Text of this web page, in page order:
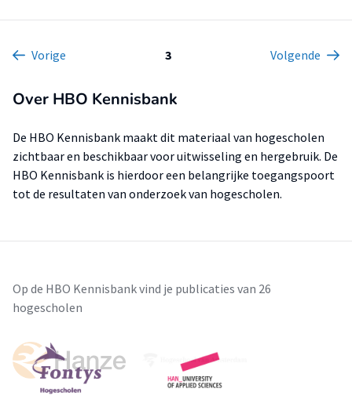
Vorige 3 Volgende
Over HBO Kennisbank
De HBO Kennisbank maakt dit materiaal van hogescholen
zichtbaar en beschikbaar voor uitwisseling en hergebruik. De
HBO Kennisbank is hierdoor een belangrijke toegangspoort
tot de resultaten van onderzoek van hogescholen.
Op de HBO Kennisbank vind je publicaties van 26
hogescholen